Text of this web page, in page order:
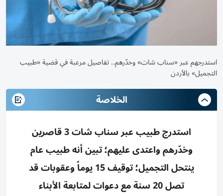
استدرجهم عبر «سناب شات» وخدّرهم.. تفاصيل مرعبة في قضية «طبيب
التجميل» بالأردن
الخلاصة
استدرج طبيب عبر سناب شات 3 قاصرين
وخدّرهم واعتدى عليهم؛ تبين أنه طبيب عام
ينتحل التجميل؛ توقيف 15 يوماً وعقوبات قد
تصل 20 سنة مع دعوات لمتابعة الأبناء